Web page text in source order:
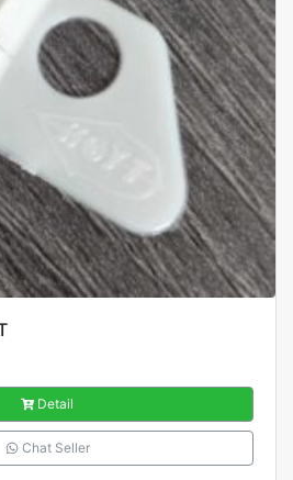
Detail
Chat Seller